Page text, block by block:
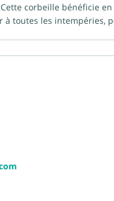
corbeille bénéficie en
à toutes les intempéries,